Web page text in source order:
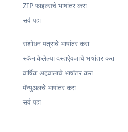
संशोधन पत्राचे भाषांतर करा
स्कॅन केलेल्या दस्तऐवजाचे भाषांतर करा
वार्षिक अहवालाचे भाषांतर करा
मॅन्युअलचे भाषांतर करा
सर्व पहा
ZIP फाइल्सचे भाषांतर करा
सर्व पहा